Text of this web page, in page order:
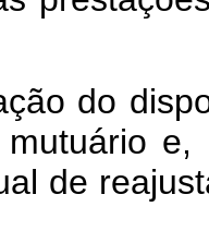
do
de